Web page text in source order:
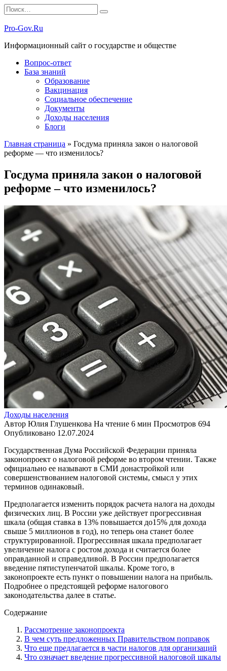
Перейти
к
содержанию
Search
for:
Pro-Gov.Ru
Информационный сайт о государстве и обществе
Вопрос-ответ
База знаний
Образование
Вакцинация
Социальное обеспечение
Документы
Доходы населения
Блоги
Главная страница » Госдума приняла закон о налоговой
реформе — что изменилось?
Госдума приняла закон о налоговой
реформе – что изменилось?
Доходы населения
Автор Юлия Глушенкова На чтение 6 мин Просмотров 694
Опубликовано 12.07.2024
Государственная Дума Российской Федерации приняла
законопроект о налоговой реформе во втором чтении. Также
официально ее называют в СМИ донастройкой или
совершенствованием налоговой системы, смысл у этих
терминов одинаковый.
Предполагается изменить порядок расчета налога на доходы
физических лиц. В России уже действует прогрессивная
шкала (общая ставка в 13% повышается до15% для дохода
свыше 5 миллионов в год), но теперь она станет более
структурированной. Прогрессивная шкала предполагает
увеличение налога с ростом дохода и считается более
оправданной и справедливой. В России предполагается
введение пятиступенчатой шкалы. Кроме того, в
законопроекте есть пункт о повышении налога на прибыль.
Подробнее о предстоящей реформе налогового
законодательства далее в статье.
Содержание
Рассмотрение законопроекта
В чем суть предложенных Правительством поправок
Что еще предлагается в части налогов для организаций
Что означает введение прогрессивной налоговой шкалы